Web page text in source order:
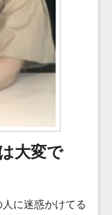
大変で
に迷惑かけてる